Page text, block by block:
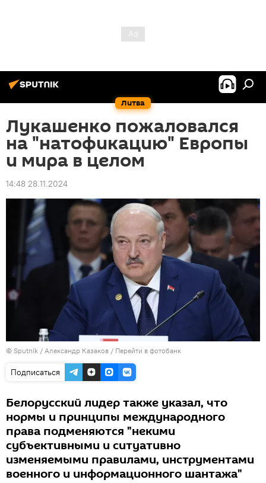
Литва
Лукашенко пожаловался
на "натофикацию" Европы
и мира в целом
14:48 28.11.2024
© Sputnik / Александр Казаков / Перейти в фотобанк
Подписаться
Белорусский лидер также указал, что
нормы и принципы международного
права подменяются "некими
субъективными и ситуативно
изменяемыми правилами, инструментами
военного и информационного шантажа"